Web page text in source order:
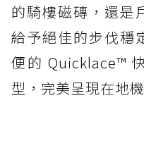
的騎樓磁磚，還是
給予絕佳的步伐穩
便的 Quicklace™
型，完美呈現在地